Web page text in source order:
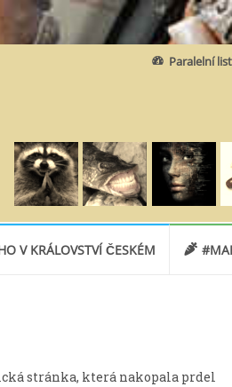
Skip Paralelní
V KRÁLOVSTVÍ ČESKÉM
stránka, která nakopala prdel